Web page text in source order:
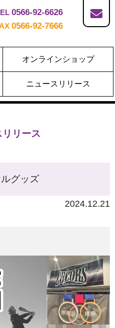
0566-92-6626
0566-92-7666
オンラインショップ
ニュースリリース
リース
グッズ
2024.12.21